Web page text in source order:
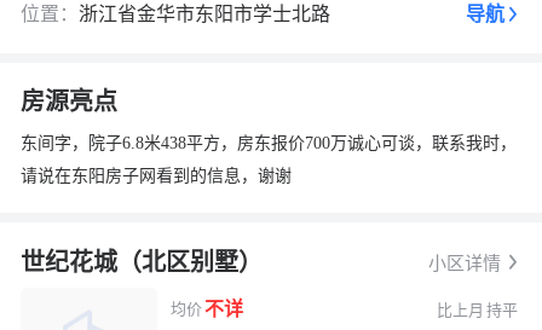
位置： 浙江省金华市东阳市学士北路 导航
房源亮点
东间字，院子6.8米438平方，房东报价700万诚心可谈，联系我时，
请说在东阳房子网看到的信息，谢谢
世纪花城（北区别墅） 小区详情
均价不详 比上月 持平